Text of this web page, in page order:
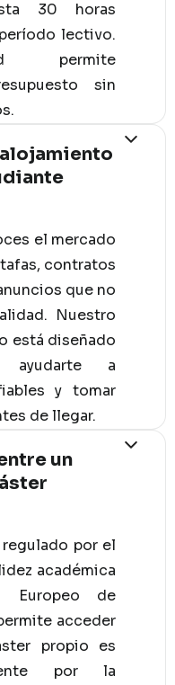
30 horas
lectivo.
permite
sin
el mercado
contratos
que no
Nuestro
está diseñado
ayudarte a
y tomar
de llegar.
un
por el
académica
Europeo de
acceder
propio es
por la